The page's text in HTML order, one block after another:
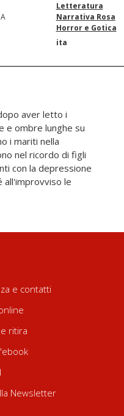
Letteratura
Narrativa Rosa
Horror e Gotica
ita
aver letto i
e ombre lunghe su
i mariti nella
nel ricordo di figli
con la depressione
all'improvviso le
si fanno
salvano o
a Stephen King
l'autrice ci rapisce
finora non abbiamo
e contatti
ritira
Newsletter